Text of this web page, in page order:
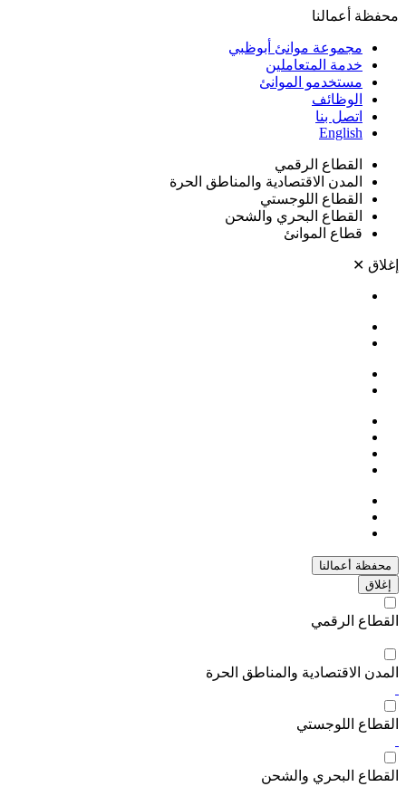
محفظة أعمالنا
مجموعة موانئ أبوظبي
خدمة المتعاملين
مستخدمو الموانئ
الوظائف
اتصل بنا
English
القطاع الرقمي
المدن الاقتصادية والمناطق الحرة
القطاع اللوجستي
القطاع البحري والشحن
قطاع الموانئ
إغلاق ✕
محفظة أعمالنا
إغلاق
القطاع الرقمي
المدن الاقتصادية والمناطق الحرة
القطاع اللوجستي
القطاع البحري والشحن